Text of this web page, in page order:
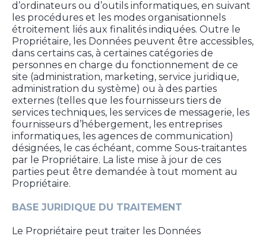
d’ordinateurs ou d’outils informatiques, en suivant
les procédures et les modes organisationnels
étroitement liés aux finalités indiquées. Outre le
Propriétaire, les Données peuvent être accessibles,
dans certains cas, à certaines catégories de
personnes en charge du fonctionnement de ce
site (administration, marketing, service juridique,
administration du système) ou à des parties
externes (telles que les fournisseurs tiers de
services techniques, les services de messagerie, les
fournisseurs d’hébergement, les entreprises
informatiques, les agences de communication)
désignées, le cas échéant, comme Sous-traitantes
par le Propriétaire. La liste mise à jour de ces
parties peut être demandée à tout moment au
Propriétaire.
BASE JURIDIQUE DU TRAITEMENT
Le Propriétaire peut traiter les Données